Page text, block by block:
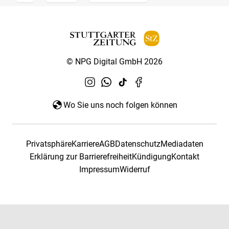
© NPG Digital GmbH 2026
Wo Sie uns noch folgen können
PrivatsphäreKarriereAGBDatenschutzMediadaten
Erklärung zur BarrierefreiheitKündigungKontakt
ImpressumWiderruf